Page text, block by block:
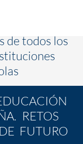
LAS COSAS
de todos los
RETOS
FUTURO